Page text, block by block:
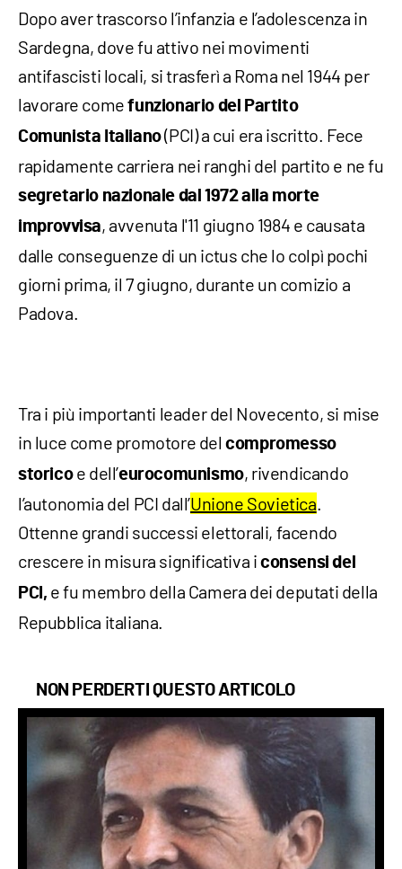
Dopo aver trascorso l’infanzia e l’adolescenza in
Sardegna, dove fu attivo nei movimenti
antifascisti locali, si trasferì a Roma nel 1944 per
lavorare comefunzionario del Partito
Comunista Italiano(PCI) a cui era iscritto. Fece
rapidamente carriera nei ranghi del partito e ne fu
segretario nazionale dal 1972 alla morte
improvvisa, avvenuta l'11 giugno 1984 e causata
dalle conseguenze di un ictus che lo colpì pochi
giorni prima, il 7 giugno, durante un comizio a
Padova.
Tra i più importanti leader del Novecento, si mise
in luce come promotore delcompromesso
storicoe dell’eurocomunismo, rivendicando
l’autonomia del PCI dall’Unione Sovietica.
Ottenne grandi successi elettorali, facendo
crescere in misura significativa iconsensi del
PCI, e fu membro della Camera dei deputati della
Repubblica italiana.
NON PERDERTI QUESTO ARTICOLO